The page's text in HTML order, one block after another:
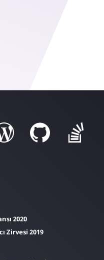
2020
Zirvesi 2019